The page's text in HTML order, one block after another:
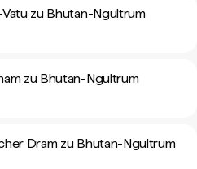
zu Bhutan-Ngultrum
zu Bhutan-Ngultrum
Dram zu Bhutan-Ngultrum